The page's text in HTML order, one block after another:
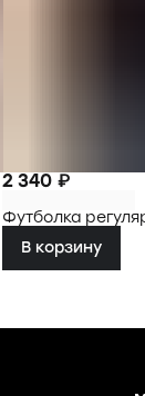
2 340 ₽
Футболка
В корзину